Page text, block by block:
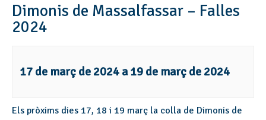
Dimonis de Massalfassar – Falles
2024
17 de març de 2024 a19 de març de 2024
Els pròxims dies 17, 18 i 19 març la colla de Dimonis de